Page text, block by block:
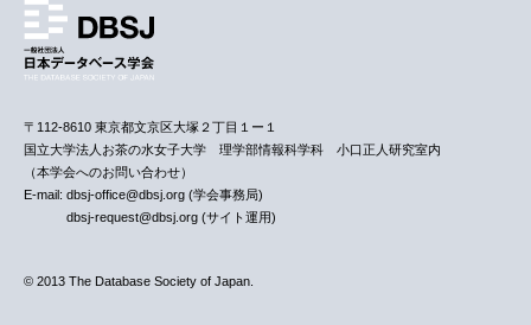
〒112-8610 東京都文京区大塚２丁目１ー１
国立大学法人お茶の水女子大学 理学部情報科学科 小口正人研究室内
（本学会へのお問い合わせ）
E-mail: dbsj-office@dbsj.org (学会事務局)
dbsj-request@dbsj.org (サイト運用)
© 2013 The Database Society of Japan.